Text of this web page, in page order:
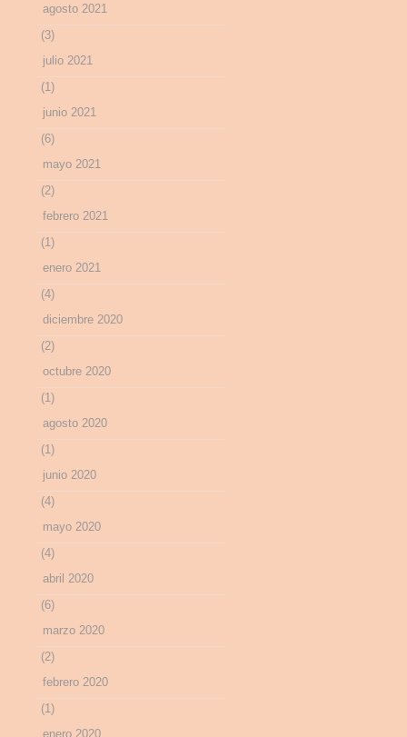
agosto 2021
(3)
julio 2021
(1)
junio 2021
(6)
mayo 2021
(2)
febrero 2021
(1)
enero 2021
(4)
diciembre 2020
(2)
octubre 2020
(1)
agosto 2020
(1)
junio 2020
(4)
mayo 2020
(4)
abril 2020
(6)
marzo 2020
(2)
febrero 2020
(1)
enero 2020